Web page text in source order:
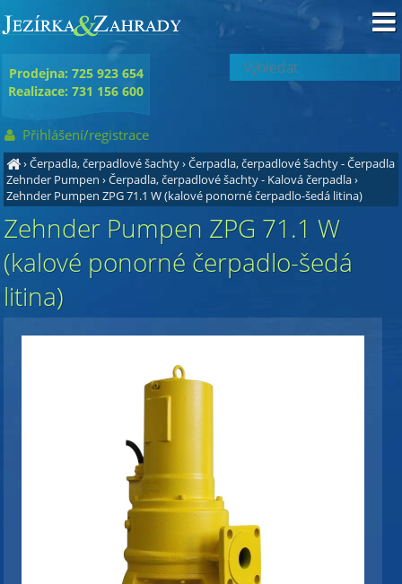
›Čerpadla, čerpadlové šachty›Čerpadla, čerpadlové šachty - Čerpadla
Zehnder Pumpen ›Čerpadla, čerpadlové šachty - Kalová čerpadla›
Zehnder Pumpen ZPG 71.1 W (kalové ponorné čerpadlo-šedá litina)
Zehnder Pumpen ZPG 71.1 W
(kalové ponorné čerpadlo-šedá
litina)
Prodejna: 725 923 654
Realizace: 731 156 600
Přihlášení/registrace